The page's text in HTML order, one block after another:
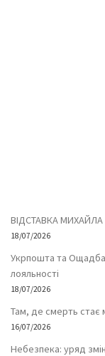
ВІДСТАВКА МИХАЙЛА
18/07/2026
Укрпошта та
лояльності
18/07/2026
Там, де смерть стає
16/07/2026
Небезпека: уряд